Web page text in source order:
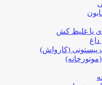
یا غلیظ کش
پیستونی (کارواش)